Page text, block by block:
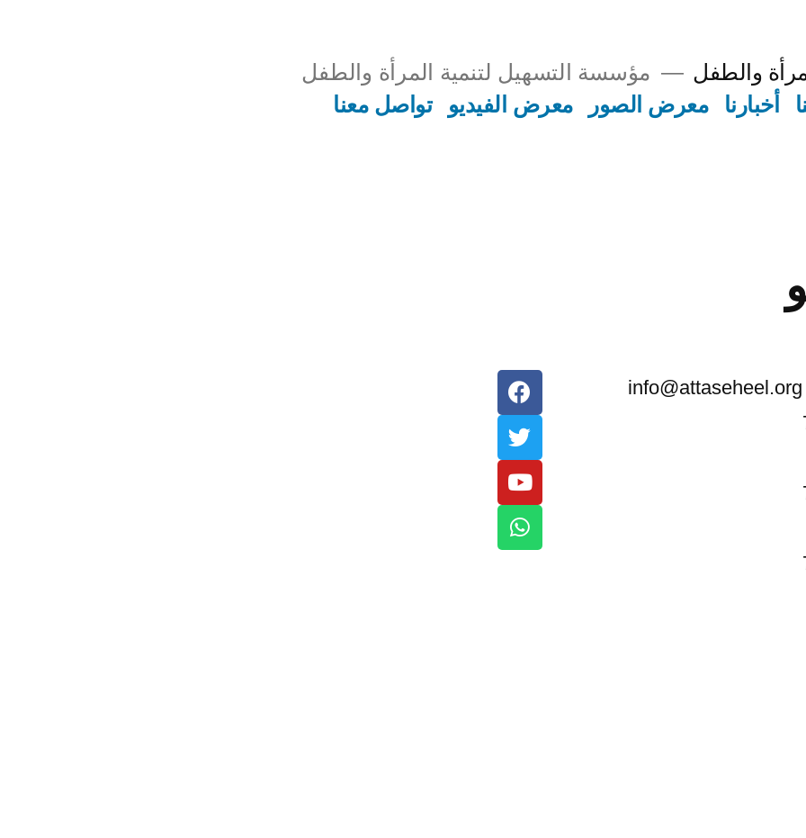
والطفل
مؤسسة التسهيل لتنمية المرأة والطفل
أخبارنا معرض الصور معرض الفيديو تواصل معنا
info@attaseheel.org